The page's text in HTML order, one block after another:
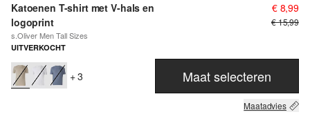
Katoenen T-shirt met V-hals en
logoprint
s.Oliver Men Tall Sizes
€ 8,99
€ 15,99
UITVERKOCHT
+ 3 Maat selecteren
Maatadvies